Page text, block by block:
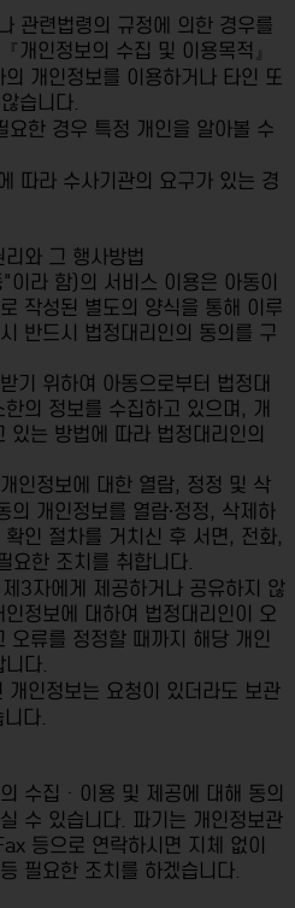
관련법령의 규정에 의한 경우를
개인정보의 수집 및 이용목적』
개인정보를 이용하거나 타인 또
습니다.
한 경우 특정 개인을 알아볼 수
따라 수사기관의 요구가 있는 경
와 그 행사방법
라 함)의 서비스 이용은 아동이
작성된 별도의 양식을 통해 이루
반드시 법정대리인의 동의를 구
기 위하여 아동으로부터 법정대
의 정보를 수집하고 있으며, 개
있는 방법에 따라 법정대리인의
인정보에 대한 열람, 정정 및 삭
의 개인정보를 열람·정정, 삭제하
인 절차를 거치신 후 서면, 전화,
요한 조치를 취합니다.
3자에게 제공하거나 공유하지 않
정보에 대하여 법정대리인이 오
오류를 정정할 때까지 해당 개인
다.
인정보는 요청이 있더라도 보관
다.
수집ㆍ이용 및 제공에 대해 동의
수 있습니다. 파기는 개인정보관
등으로 연락하시면 지체 없이
필요한 조치를 하겠습니다.